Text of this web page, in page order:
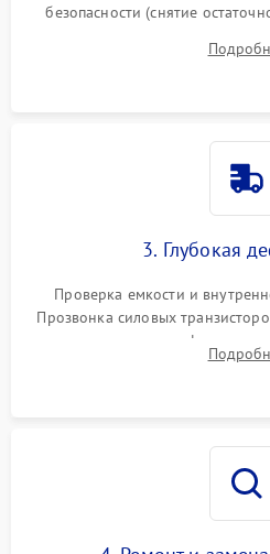
безопасности (снятие
и кистей для
3. Глубокая
Проверка емкости и
Прозвонка силовых
переключения и
конденсаторов и